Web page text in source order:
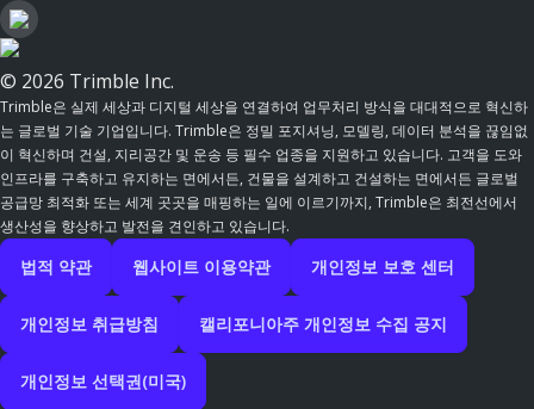
© 2026 Trimble Inc.
Trimble은 실제 세상과 디지털 세상을 연결하여 업무처리 방식을 대대적으로 혁신하
는 글로벌 기술 기업입니다. Trimble은 정밀 포지셔닝, 모델링, 데이터 분석을 끊임없
이 혁신하며 건설, 지리공간 및 운송 등 필수 업종을 지원하고 있습니다. 고객을 도와
인프라를 구축하고 유지하는 면에서든, 건물을 설계하고 건설하는 면에서든 글로벌
공급망 최적화 또는 세계 곳곳을 매핑하는 일에 이르기까지, Trimble은 최전선에서
생산성을 향상하고 발전을 견인하고 있습니다.
법적 약관 웹사이트 이용약관 개인정보 보호 센터
개인정보 취급방침 캘리포니아주 개인정보 수집 공지
개인정보 선택권(미국)